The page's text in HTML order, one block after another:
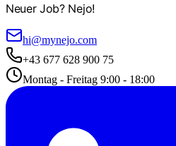
Neuer Job? Nejo!
hi@mynejo.com
+43 677 628 900 75
Montag - Freitag 9:00 - 18:00